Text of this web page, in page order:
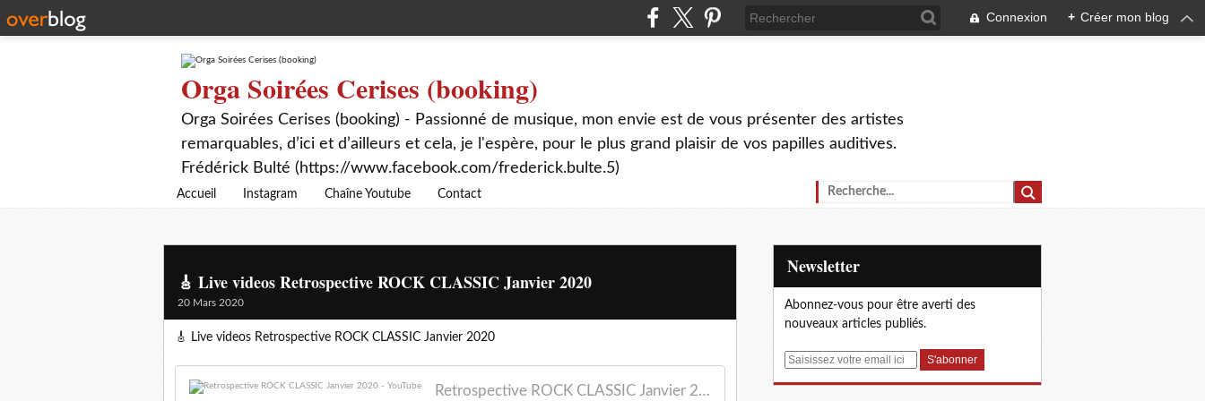
Connexion + Créer mon blog
Orga Soirées Cerises (booking)
Orga Soirées Cerises (booking) - Passionné de musique, mon envie est de vous présenter des artistes
remarquables, d’ici et d’ailleurs et cela, je l'espère, pour le plus grand plaisir de vos papilles auditives.
Frédérick Bulté (https://www.facebook.com/frederick.bulte.5)
Accueil Instagram Chaîne Youtube Contact
🎸 Live videos Retrospective ROCK CLASSIC Janvier 2020
20 Mars 2020
🎸 Live videos Retrospective ROCK CLASSIC Janvier 2020
Retrospective ROCK CLASSIC Janvier 2020 - YouTube
Newsletter
Abonnez-vous pour être averti des
nouveaux articles publiés.
E